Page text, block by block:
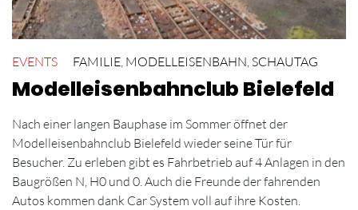
EVENTS FAMILIE MODELLEISENBAHN SCHAUTAG
Modelleisenbahnclub Bielefeld
Nach einer langen Bauphase im Sommer öffnet der
Modelleisenbahnclub Bielefeld wieder seine Tür für
Besucher. Zu erleben gibt es Fahrbetrieb auf 4 Anlagen in den
Baugrößen N, H0 und 0. Auch die Freunde der fahrenden
Autos kommen dank Car System voll auf ihre Kosten.